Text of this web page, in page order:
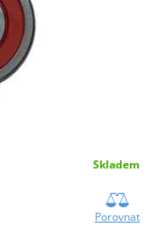
Skladem
Porovnat